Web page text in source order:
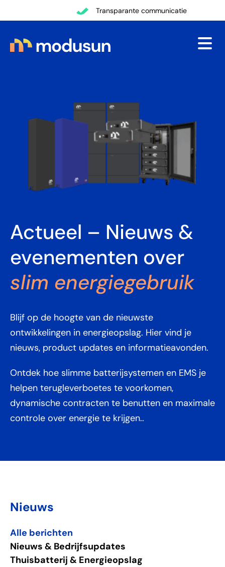
Transparante communicatie
Actueel – Nieuws &
evenementen over
slim energiegebruik
Blijf op de hoogte van de nieuwste
ontwikkelingen in energieopslag. Hier vind je
nieuws, product updates en informatieavonden.
Ontdek hoe slimme batterijsystemen en EMS je
helpen terugleverboetes te voorkomen,
dynamische contracten te benutten en maximale
controle over energie te krijgen..
Nieuws
Alle berichten
Nieuws & Bedrijfsupdates
Thuisbatterij & Energieopslag